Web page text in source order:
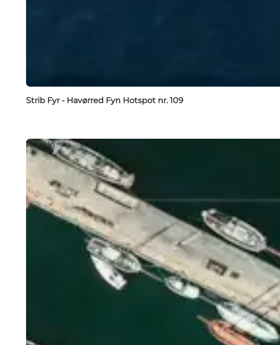
Strib Fyr - Havørred Fyn Hotspot nr. 109
Angeln